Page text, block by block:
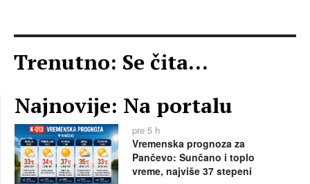
Trenutno: Se čita...
Najnovije: Na portalu
pre 5 h
Vremenska prognoza za
Pančevo: Sunčano i toplo
vreme, najviše 37 stepeni